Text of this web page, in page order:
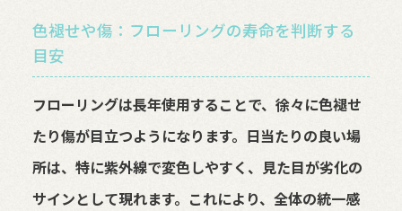
色褪せや傷：フローリングの寿命を判断する
目安
フローリングは長年使用することで、徐々に色褪せ
たり傷が目立つようになります。日当たりの良い場
所は、特に紫外線で変色しやすく、見た目が劣化の
サインとして現れます。これにより、全体の統一感